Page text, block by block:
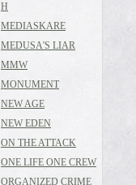
H
MEDIASKARE
MEDUSA'S LIAR
MMW
MONUMENT
NEW AGE
NEW EDEN
ON THE ATTACK
ONE LIFE ONE CREW
ORGANIZED CRIME